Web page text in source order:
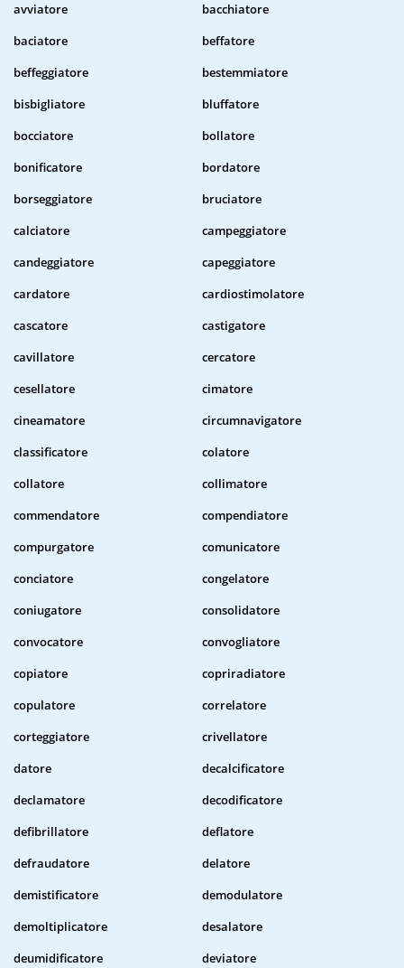
avviatore
bacchiatore
baciatore
beffatore
beffeggiatore
bestemmiatore
bisbigliatore
bluffatore
bocciatore
bollatore
bonificatore
bordatore
borseggiatore
bruciatore
calciatore
campeggiatore
candeggiatore
capeggiatore
cardatore
cardiostimolatore
cascatore
castigatore
cavillatore
cercatore
cesellatore
cimatore
cineamatore
circumnavigatore
classificatore
colatore
collatore
collimatore
commendatore
compendiatore
compurgatore
comunicatore
conciatore
congelatore
coniugatore
consolidatore
convocatore
convogliatore
copiatore
copriradiatore
copulatore
correlatore
corteggiatore
crivellatore
datore
decalcificatore
declamatore
decodificatore
defibrillatore
deflatore
defraudatore
delatore
demistificatore
demodulatore
demoltiplicatore
desalatore
deumidificatore
deviatore